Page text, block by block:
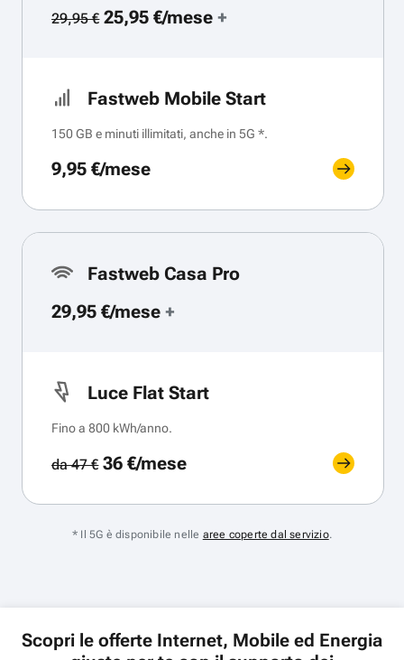
29,95 €25,95 €/mese+
Fastweb Mobile Start
150 GB e minuti illimitati, anche in 5G *.
9,95 €/mese
Fastweb Casa Pro
29,95 €/mese +
Luce Flat Start
Fino a 800 kWh/anno.
da 47 €36 €/mese
* Il 5G è disponibile nelle aree coperte dal servizio.
Scopri le offerte Internet, Mobile ed Energia